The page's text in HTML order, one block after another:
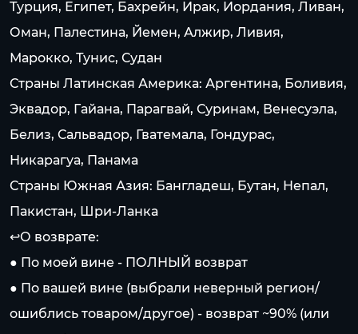
Турция, Египет, Бахрейн, Ирак, Иордания, Ливан,
Оман, Палестина, Йемен, Алжир, Ливия,
Марокко, Тунис, Судан
Страны Латинская Америка: Аргентина, Боливия,
Эквадор, Гайана, Парагвай, Суринам, Венесуэла,
Белиз, Сальвадор, Гватемала, Гондурас,
Никарагуа, Панама
Страны Южная Азия: Бангладеш, Бутан, Непал,
Пакистан, Шри-Ланка
↩️О возврате:
● По моей вине - ПОЛНЫЙ возврат
● По вашей вине (выбрали неверный регион/
ошиблись товаром/другое) - возврат ~90% (или